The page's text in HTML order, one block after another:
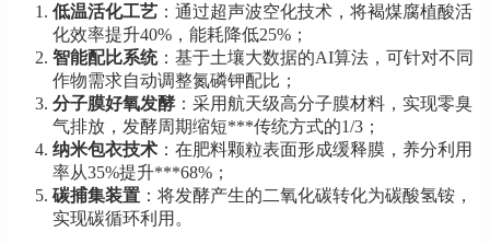
低温活化工艺 ：通过超声波空化技术，将褐煤腐植酸活
化效率提升40%，能耗降低25%；
智能配比系统：基于土壤大数据的AI算法，可针对不同
作物需求自动调整氮磷钾配比；
分子膜好氧发酵：采用航天级高分子膜材料，实现零臭
气排放，发酵周期缩短***传统方式的1/3；
纳米包衣技术 ：在肥料颗粒表面形成缓释膜，养分利用
率从35%提升***68%；
碳捕集装置 ：将发酵产生的二氧化碳转化为碳酸氢铵，
实现碳循环利用。